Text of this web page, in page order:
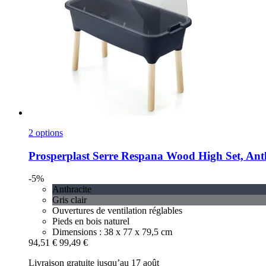
2 options
Prosperplast Serre Respana Wood High Set,
-5%
Anthracite
Gris clair
Ouvertures de ventilation réglables
Pieds en bois naturel
Dimensions : 38 x 77 x 79,5 cm
94,51 € 99,49 €
Livraison gratuite jusqu’au 17 août